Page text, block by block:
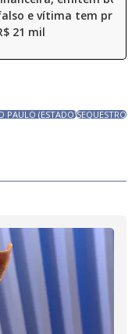
e vítima tem
21 mil
PAULO (ESTADO)SEQUESTRO